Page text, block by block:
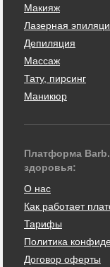
Макияж
Лазерная
Депиляция
Массаж
Тату, пирсинг
Маникюр
Платформа
здоровья:
О нас
Как работает
Тарифы
Политика
Договор оферты